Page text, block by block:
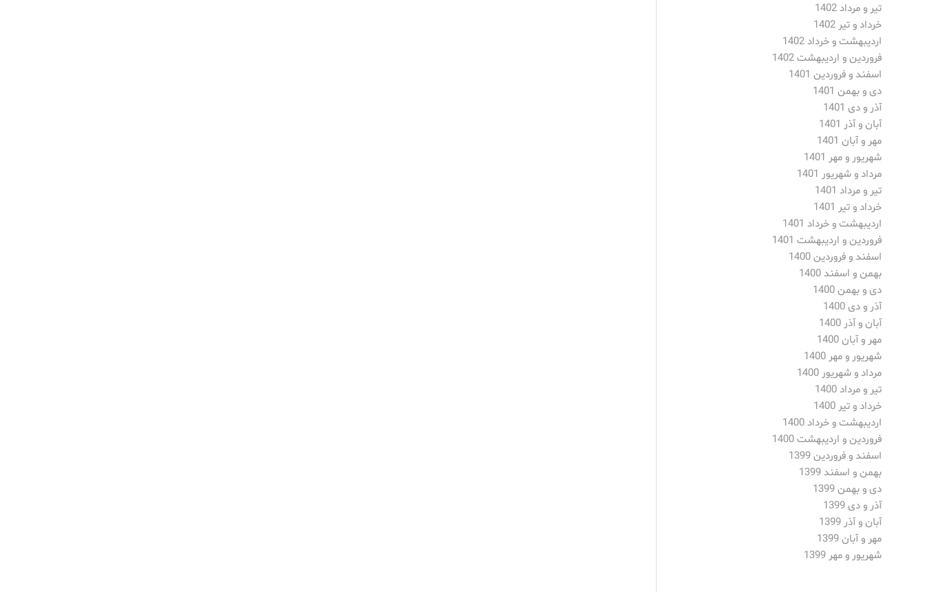
تیر و مرداد 1402
خرداد و تیر 1402
اردیبهشت و خرداد 1402
فروردین و اردیبهشت 1402
اسفند و فروردین 1401
دی و بهمن 1401
آذر و دی 1401
آبان و آذر 1401
مهر و آبان 1401
شهریور و مهر 1401
مرداد و شهریور 1401
تیر و مرداد 1401
خرداد و تیر 1401
اردیبهشت و خرداد 1401
فروردین و اردیبهشت 1401
اسفند و فروردین 1400
بهمن و اسفند 1400
دی و بهمن 1400
آذر و دی 1400
آبان و آذر 1400
مهر و آبان 1400
شهریور و مهر 1400
مرداد و شهریور 1400
تیر و مرداد 1400
خرداد و تیر 1400
اردیبهشت و خرداد 1400
فروردین و اردیبهشت 1400
اسفند و فروردین 1399
بهمن و اسفند 1399
دی و بهمن 1399
آذر و دی 1399
آبان و آذر 1399
مهر و آبان 1399
شهریور و مهر 1399